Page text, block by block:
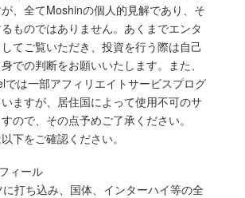
、全てMoshinの個人的見解であり、そ
ものではありません。あくまでエンタ
てご覧いただき、投資を行う際は自己
での判断をお願いいたします。また、
では一部アフィリエイトサービスプログ
ますが、居住国によって使用不可のサ
ので、その点予めご了承ください。
下をご確認ください。
ィール
打ち込み、国体、インターハイ等の全